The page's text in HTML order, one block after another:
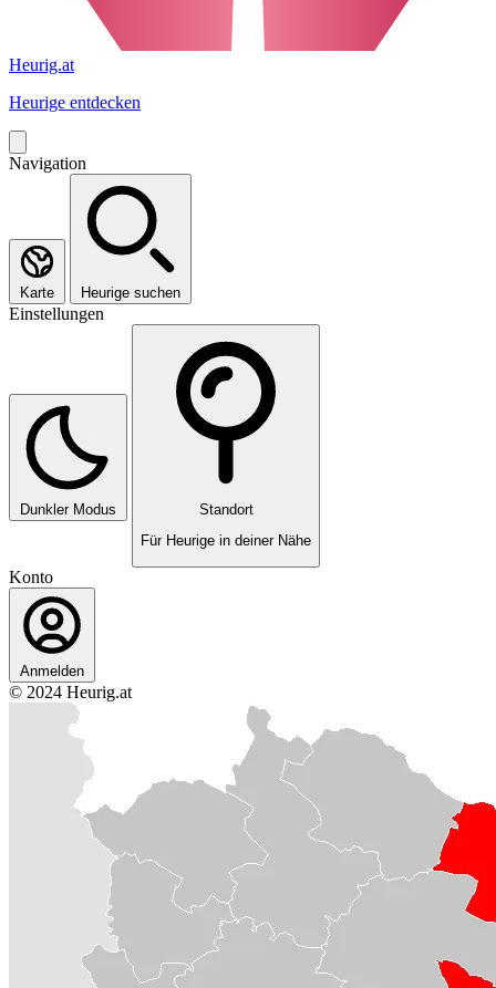
Heurig.at
Heurige entdecken
Navigation
Karte Heurige suchen
Einstellungen
Dunkler Modus
Standort
Für Heurige in deiner Nähe
Konto
Anmelden
© 2024 Heurig.at